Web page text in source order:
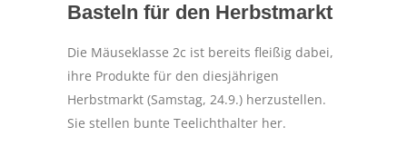
Basteln für den Herbstmarkt
Die Mäuseklasse 2c ist bereits fleißig dabei,
ihre Produkte für den diesjährigen
Herbstmarkt (Samstag, 24.9.) herzustellen.
Sie stellen bunte Teelichthalter her.